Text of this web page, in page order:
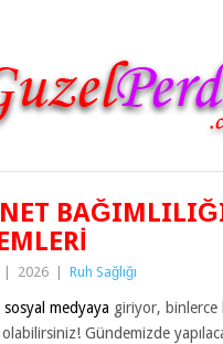
2026 Ruh Sağlığı
sosyal medyaya giriyor, binlerce
olabilirsiniz! Gündemizde